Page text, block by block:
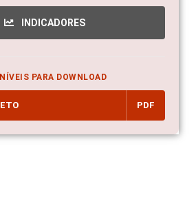
INDICADORES
PARA DOWNLOAD
PDF